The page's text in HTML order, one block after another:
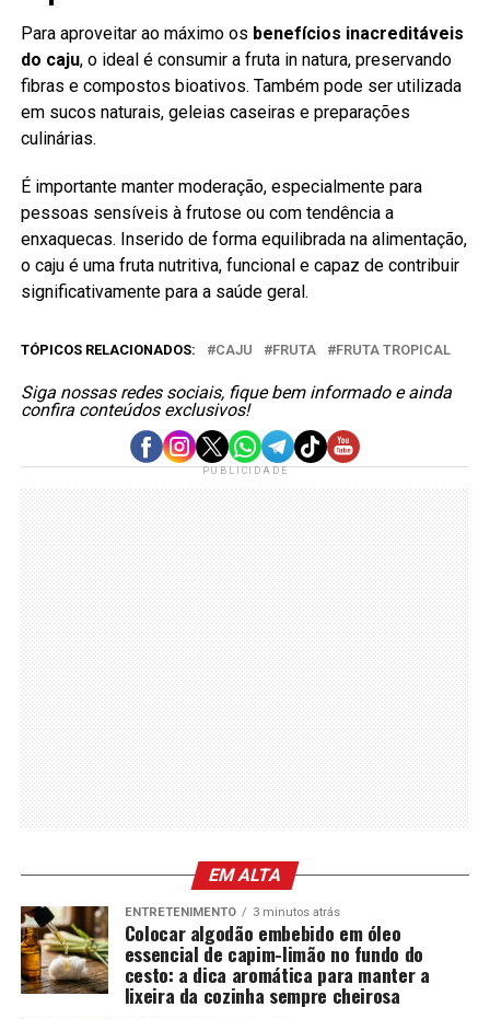
Para aproveitar ao máximo os benefícios inacreditáveis
do caju, o ideal é consumir a fruta in natura, preservando
fibras e compostos bioativos. Também pode ser utilizada
em sucos naturais, geleias caseiras e preparações
culinárias.
É importante manter moderação, especialmente para
pessoas sensíveis à frutose ou com tendência a
enxaquecas. Inserido de forma equilibrada na alimentação,
o caju é uma fruta nutritiva, funcional e capaz de contribuir
significativamente para a saúde geral.
TÓPICOS RELACIONADOS: CAJU FRUTA FRUTA TROPICAL
Siga nossas redes sociais, fique bem informado e ainda
confira conteúdos exclusivos!
PUBLICIDADE
EM ALTA
ENTRETENIMENTO 3 minutos atrás
Colocar algodão embebido em óleo
essencial de capim-limão no fundo do
cesto: a dica aromática para manter a
lixeira da cozinha sempre cheirosa